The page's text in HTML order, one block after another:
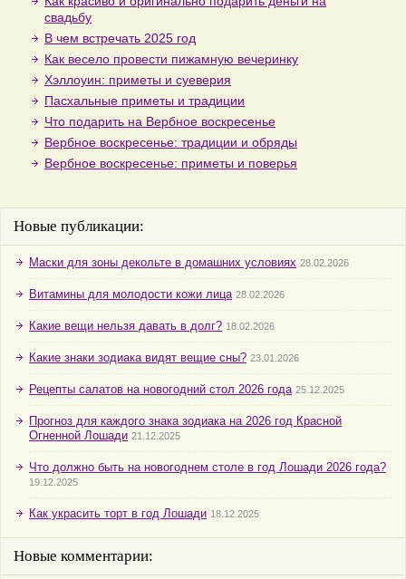
свадьбу
В чем встречать 2025 год
Как весело провести пижамную вечеринку
Хэллоуин: приметы и суеверия
Пасхальные приметы и традиции
Что подарить на Вербное воскресенье
Вербное воскресенье: традиции и обряды
Вербное воскресенье: приметы и поверья
Новые публикации:
Маски для зоны декольте в домашних условиях 28.02.2026
Витамины для молодости кожи лица 28.02.2026
Какие вещи нельзя давать в долг? 18.02.2026
Какие знаки зодиака видят вещие сны? 23.01.2026
Рецепты салатов на новогодний стол 2026 года 25.12.2025
Прогноз для каждого знака зодиака на 2026 год Красной
Огненной Лошади 21.12.2025
Что должно быть на новогоднем столе в год Лошади 2026 года?
19.12.2025
Как украсить торт в год Лошади 18.12.2025
Новые комментарии: